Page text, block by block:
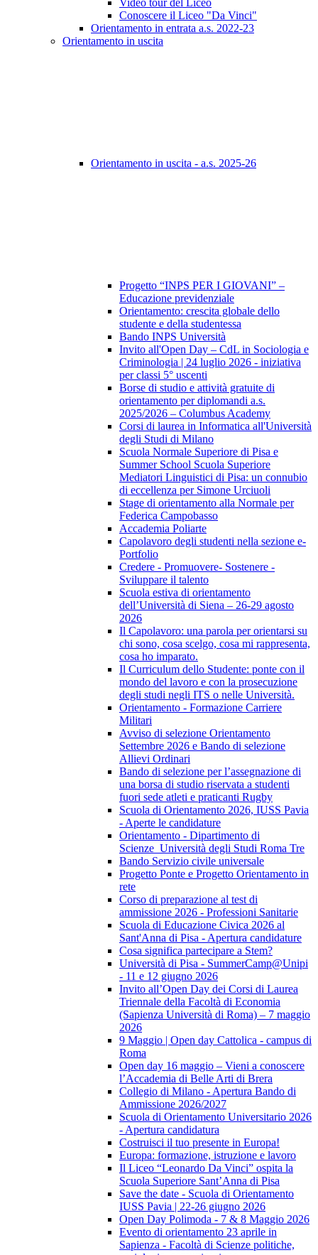
Video tour del Liceo
Conoscere il Liceo "Da Vinci"
Orientamento in entrata a.s. 2022-23
Orientamento in uscita
Orientamento in uscita - a.s. 2025-26
Progetto “INPS PER I GIOVANI” –
Educazione previdenziale
Orientamento: crescita globale dello
studente e della studentessa
Bando INPS Università
Invito all'Open Day – CdL in Sociologia e
Criminologia | 24 luglio 2026 - iniziativa
per classi 5° uscenti
Borse di studio e attività gratuite di
orientamento per diplomandi a.s.
2025/2026 – Columbus Academy
Corsi di laurea in Informatica all'Università
degli Studi di Milano
Scuola Normale Superiore di Pisa e
Summer School Scuola Superiore
Mediatori Linguistici di Pisa: un connubio
di eccellenza per Simone Urciuoli
Stage di orientamento alla Normale per
Federica Campobasso
Accademia Poliarte
Capolavoro degli studenti nella sezione e-
Portfolio
Credere - Promuovere- Sostenere -
Sviluppare il talento
Scuola estiva di orientamento
dell’Università di Siena – 26-29 agosto
2026
Il Capolavoro: una parola per orientarsi su
chi sono, cosa scelgo, cosa mi rappresenta,
cosa ho imparato.
Il Curriculum dello Studente: ponte con il
mondo del lavoro e con la prosecuzione
degli studi negli ITS o nelle Università.
Orientamento - Formazione Carriere
Militari
Avviso di selezione Orientamento
Settembre 2026 e Bando di selezione
Allievi Ordinari
Bando di selezione per l’assegnazione di
una borsa di studio riservata a studenti
fuori sede atleti e praticanti Rugby
Scuola di Orientamento 2026, IUSS Pavia
- Aperte le candidature
Orientamento - Dipartimento di
Scienze_Università degli Studi Roma Tre
Bando Servizio civile universale
Progetto Ponte e Progetto Orientamento in
rete
Corso di preparazione al test di
ammissione 2026 - Professioni Sanitarie
Scuola di Educazione Civica 2026 al
Sant'Anna di Pisa - Apertura candidature
Cosa significa partecipare a Stem?
Università di Pisa - SummerCamp@Unipi
- 11 e 12 giugno 2026
Invito all’Open Day dei Corsi di Laurea
Triennale della Facoltà di Economia
(Sapienza Università di Roma) – 7 maggio
2026
9 Maggio | Open day Cattolica - campus di
Roma
Open day 16 maggio – Vieni a conoscere
l’Accademia di Belle Arti di Brera
Collegio di Milano - Apertura Bando di
Ammissione 2026/2027
Scuola di Orientamento Universitario 2026
- Apertura candidatura
Costruisci il tuo presente in Europa!
Europa: formazione, istruzione e lavoro
Il Liceo “Leonardo Da Vinci” ospita la
Scuola Superiore Sant’Anna di Pisa
Save the date - Scuola di Orientamento
IUSS Pavia | 22-26 giugno 2026
Open Day Polimoda - 7 & 8 Maggio 2026
Evento di orientamento 23 aprile in
Sapienza - Facoltà di Scienze politiche,